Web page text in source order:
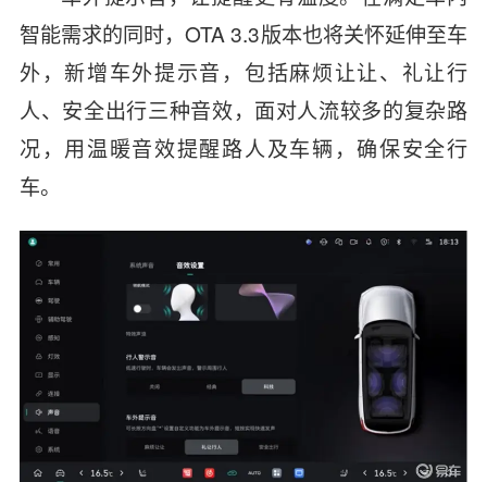
智能需求的同时，OTA 3.3版本也将关怀延伸至车
外，新增车外提示音，包括麻烦让让、礼让行
人、安全出行三种音效，面对人流较多的复杂路
况，用温暖音效提醒路人及车辆，确保安全行
车。